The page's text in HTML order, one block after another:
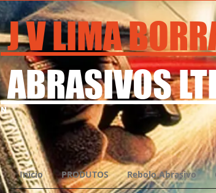
J V LIMA
ABRASIVOS
N
Inicio PRODUTOS Rebolo Abrasivo